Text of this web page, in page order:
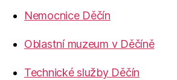
Nemocnice Děčín
Oblastní muzeum v Děčíně
Technické služby Děčín